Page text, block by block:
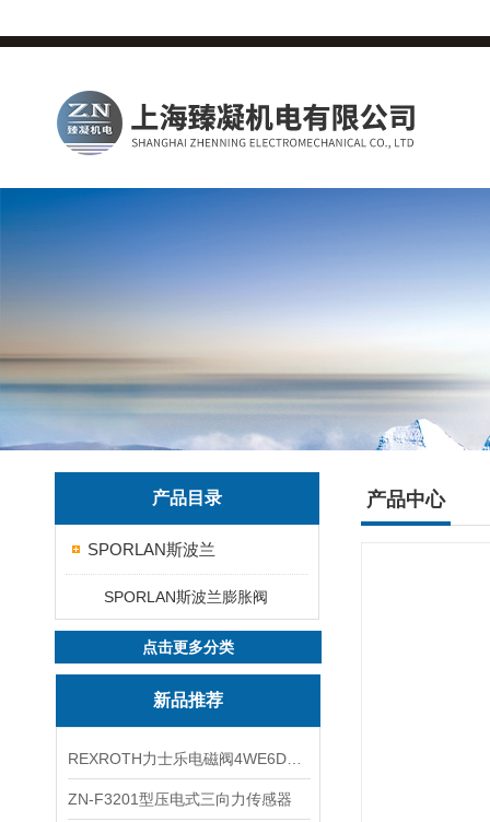
产品目录
SPORLAN斯波兰
SPORLAN斯波兰膨胀阀
点击更多分类
新品推荐
ZN-F3201型压电式三向力传感器
产品中心